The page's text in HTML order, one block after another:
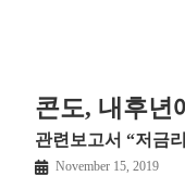
콘도, 내후년
관련보고서 “저금
November 15, 2019